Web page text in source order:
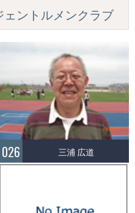
ェントルメンクラブ
026 三浦 広道